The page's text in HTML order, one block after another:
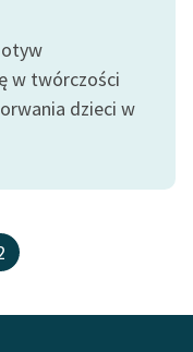
w twórczości
dzieci w